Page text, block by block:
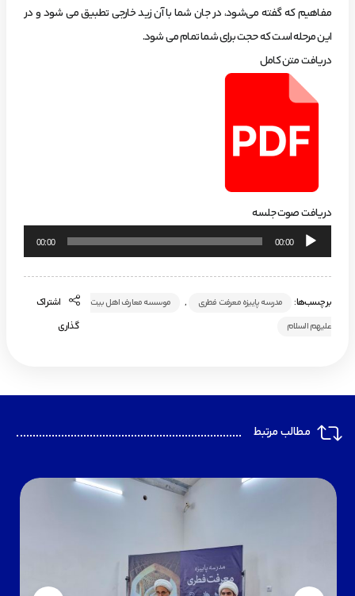
مفاهیم که گفته می‌شود، در جان شما با آن زید خارجی تطبیق می شود و در
این مرحله است که حجت برای شما تمام می شود.
دریافت متن کامل
دریافت صوت جلسه
پخش‌کننده
صوت
00:00
00:00
برچسب‌ها: مدرسه پاییزه معرفت فطری ,
موسسه معارف اهل بیت
علیهم السلام
اشتراک
گذاری
مطالب مرتبط